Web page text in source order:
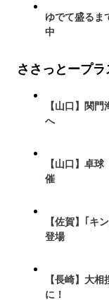
ゆでて盛る
中
ささっとープラ
【山口】関
へ
【山口】卓
催
【佐賀】｢キ
登場
【長崎】大
に！